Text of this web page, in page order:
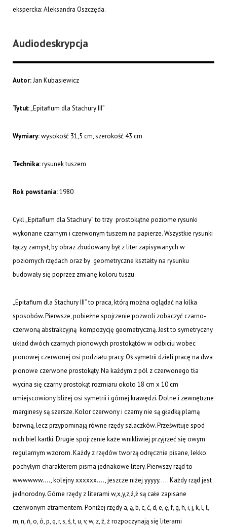
ekspercka: Aleksandra Oszczęda.
Audiodeskrypcja
Autor:Jan Kubasiewicz
Tytuł:„Epitafium dla Stachury III”
Wymiary:wysokość 31,5 cm, szerokość 43 cm
Technika:rysunek tuszem
Rok powstania:1980
Cykl „Epitafium dla Stachury” to trzy prostokątne poziome rysunki
wykonane czarnym i czerwonym tuszem na papierze. Wszystkie rysunki
łączy zamysł, by obraz zbudowany był z liter zapisywanych w
poziomych rzędach oraz by geometryczne kształty na rysunku
budowały się poprzez zmianę koloru tuszu.
„Epitafium dla Stachury III” to praca, którą można oglądać na kilka
sposobów. Pierwsze, pobieżne spojrzenie pozwoli zobaczyć czarno-
czerwoną abstrakcyjną kompozycję geometryczną. Jest to symetryczny
układ dwóch czarnych pionowych prostokątów w odbiciu wobec
pionowej czerwonej osi podziału pracy. Oś symetrii dzieli pracę na dwa
pionowe czerwone prostokąty. Na każdym z pól z czerwonego tła
wycina się czarny prostokąt rozmiaru około 18 cm x 10 cm
umiejscowiony bliżej osi symetrii i górnej krawędzi. Dolne i zewnętrzne
marginesy są szersze. Kolor czerwony i czarny nie są gładką plamą
barwną, lecz przypominają równe rzędy szlaczków. Prześwituje spod
nich biel kartki. Drugie spojrzenie każe wnikliwiej przyjrzeć się owym
regularnym wzorom. Każdy z rzędów tworzą odręcznie pisane, lekko
pochyłym charakterem pisma jednakowe litery. Pierwszy rząd to
wwwwww…., kolejny xxxxxx…., jeszcze niżej yyyyy….. Każdy rząd jest
jednorodny. Górne rzędy z literami w,x,y,z,ź,ż są całe zapisane
czerwonym atramentem. Poniżej rzędy a, ą, b, c, ć, d, e, ę, f, g, h, i, j, k, l, ł,
m, n, ń, o, ó, p, q, r, s, ś, t, u, v, w, z, ź, ż rozpoczynają się literami